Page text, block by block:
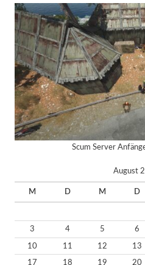
Scum Server
August
M D M D
3 4 5 6
10 11 12 13
17 18 19 20